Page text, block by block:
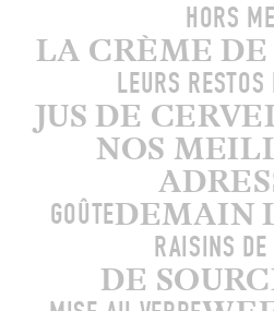
HORS
LA CRÈME
LEURS RESTOS
JUS DE
NOS
GOÛTEDEMAIN
RAISINS DE
DE